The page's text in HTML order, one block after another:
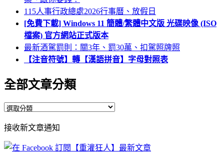
115人事行政總處2026行事曆、放假日
[免費下載] Windows 11 簡體/繁體中文版 光碟映像 (ISO
檔案) 官方網站正式版本
最新酒駕罰則：關3年、罰30萬、扣駕照牌照
【注音符號】轉【漢語拼音】字母對照表
全部文章分類
全
文
章
接收新文章通知